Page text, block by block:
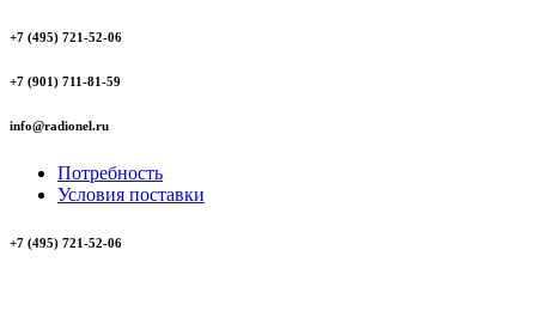
+7 (495) 721-52-06
+7 (901) 711-81-59
info@radionel.ru
Потребность
Условия поставки
+7 (495) 721-52-06